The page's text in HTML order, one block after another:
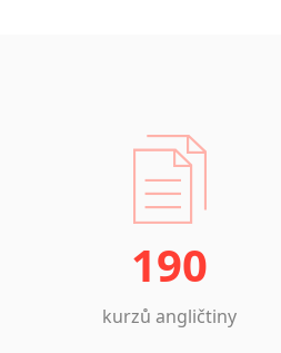
190
kurzů angličtiny